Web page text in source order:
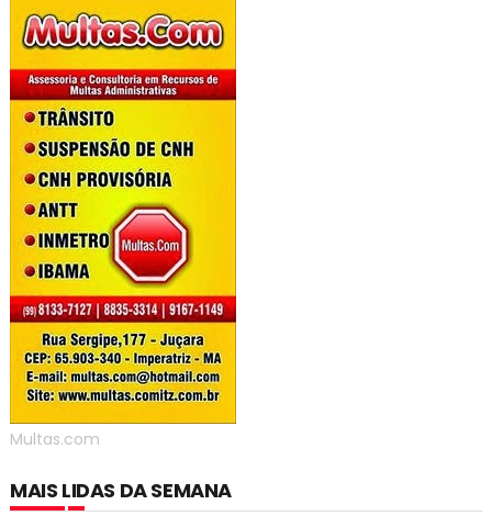
Multas.com
MAIS LIDAS DA SEMANA